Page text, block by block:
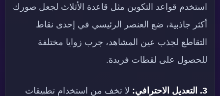
استخدم قواعد التكوين مثل قاعدة الأثلاث لجعل صورك
أكثر جاذبية، ضع العنصر الرئيسي في إحدى نقاط
التقاطع لجذب عين المشاهد، جرب زوايا مختلفة
للحصول على لقطات فريدة.
3. التعديل الاحترافي:
لا تخف من استخدام تطبيقات